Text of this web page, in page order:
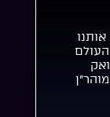
העולם